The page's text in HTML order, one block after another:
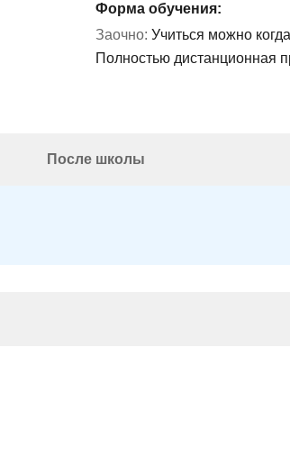
Форма обучения:
Заочно: Учиться можно
Полностью дистанционная
После школы